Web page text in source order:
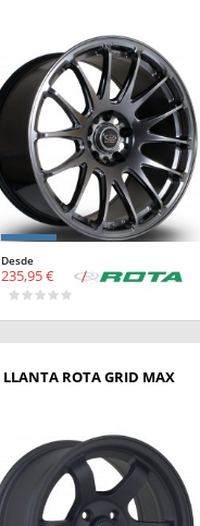
Desde
235,95 €
LLANTA ROTA GRID MAX